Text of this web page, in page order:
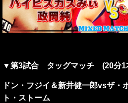
▼第3試合 タッグマッチ (20分1
ドン・フジイ＆新井健一郎vsザ・
ト・ストーム